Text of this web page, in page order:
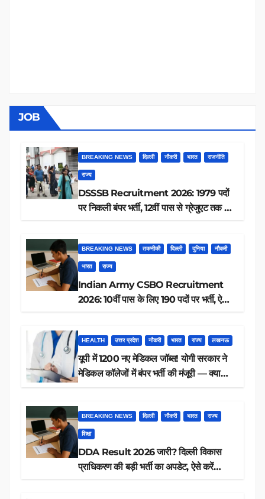
JOB
BREAKING NEWS दिल्ली नौकरी भारत राजनीति
राज्य
DSSSB Recruitment 2026: 1979 पदों
पर निकली बंपर भर्ती, 12वीं पास से ग्रेजुएट तक करें
BREAKING NEWS तकनीकी दिल्ली दुनिया नौकरी
भारत राज्य
Indian Army CSBO Recruitment
2026: 10वीं पास के लिए 190 पदों पर भर्ती, ऐसे
HEALTH उत्तर प्रदेश नौकरी भारत राज्य लखनऊ
यूपी में 1200 नए मेडिकल जॉब्स! योगी सरकार ने
मेडिकल कॉलेजों में बंपर भर्ती की मंजूरी — क्या
BREAKING NEWS दिल्ली नौकरी भारत राज्य
शिक्षा
DDA Result 2026 जारी? दिल्ली विकास
प्राधिकरण की बड़ी भर्ती का अपडेट, ऐसे करें